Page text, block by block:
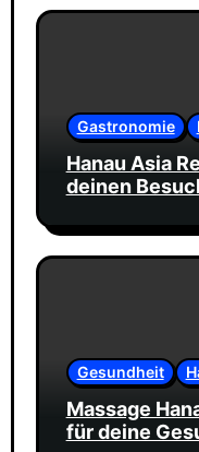
Gastronomie
Hanau Asia
deinen
Gesundheit
Massage
für deine